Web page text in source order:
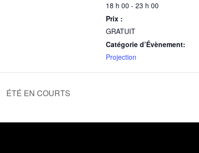
18 h 00 - 23 h 00
Prix :
GRATUIT
Catégorie d’Évènement:
Projection
ÉTÉ EN COURTS